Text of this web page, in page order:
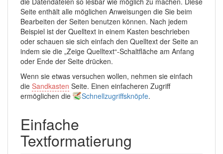
Seite enthält alle möglichen Anweisungen die Sie beim
Bearbeiten der Seiten benutzen können. Nach jedem
Beispiel ist der Quelltext in einem Kasten beschrieben
oder schauen sie sich einfach den Quelltext der Seite an
indem sie die „Zeige Quelltext“-Schaltfläche am Anfang
oder Ende der Seite drücken.
Wenn sie etwas versuchen wollen, nehmen sie einfach
die Sandkasten Seite. Einen einfacheren Zugriff
ermöglichen die
Schnellzugriffsknöpfe.
Einfache
Textformatierung